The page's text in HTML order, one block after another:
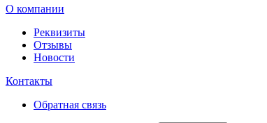
О компании
Реквизиты
Отзывы
Новости
Контакты
Обратная связь